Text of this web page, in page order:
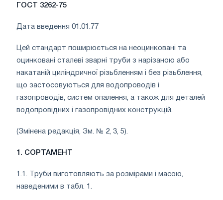
ГОСТ 3262-75
Дата введення 01.01.77
Цей стандарт поширюється на неоцинковані та
оцинковані сталеві зварні труби з нарізаною або
накатаній циліндричної різьбленням і без різьблення,
що застосовуються для водопроводів і
газопроводів, систем опалення, а також для деталей
водопровідних і газопровідних конструкцій.
(Змінена редакція, Зм. № 2, 3, 5).
1. СОРТАМЕНТ
1.1. Труби виготовляють за розмірами і масою,
наведеними в табл. 1.